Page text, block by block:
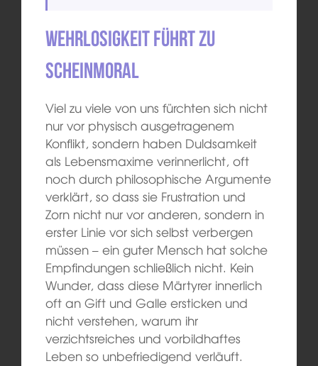
Wehrlosigkeit führt zu
Scheinmoral
Viel zu viele von uns fürchten sich nicht
nur vor physisch ausgetragenem
Konflikt, sondern haben Duldsamkeit
als Lebensmaxime verinnerlicht, oft
noch durch philosophische Argumente
verklärt, so dass sie Frustration und
Zorn nicht nur vor anderen, sondern in
erster Linie vor sich selbst verbergen
müssen – ein guter Mensch hat solche
Empfindungen schließlich nicht. Kein
Wunder, dass diese Märtyrer innerlich
oft an Gift und Galle ersticken und
nicht verstehen, warum ihr
verzichtsreiches und vorbildhaftes
Leben so unbefriedigend verläuft.